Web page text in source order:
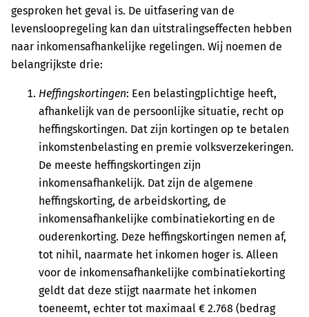
gesproken het geval is. De uitfasering van de
levensloopregeling kan dan uitstralingseffecten hebben
naar inkomensafhankelijke regelingen. Wij noemen de
belangrijkste drie:
Heffingskortingen: Een belastingplichtige heeft,
afhankelijk van de persoonlijke situatie, recht op
heffingskortingen. Dat zijn kortingen op te betalen
inkomstenbelasting en premie volksverzekeringen.
De meeste heffingskortingen zijn
inkomensafhankelijk. Dat zijn de algemene
heffingskorting, de arbeidskorting, de
inkomensafhankelijke combinatiekorting en de
ouderenkorting. Deze heffingskortingen nemen af,
tot nihil, naarmate het inkomen hoger is. Alleen
voor de inkomensafhankelijke combinatiekorting
geldt dat deze stijgt naarmate het inkomen
toeneemt, echter tot maximaal € 2.768 (bedrag